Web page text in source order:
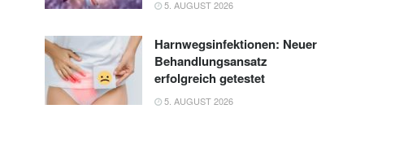
5. AUGUST 2026
Harnwegsinfektionen: Neuer
Behandlungsansatz
erfolgreich getestet
5. AUGUST 2026